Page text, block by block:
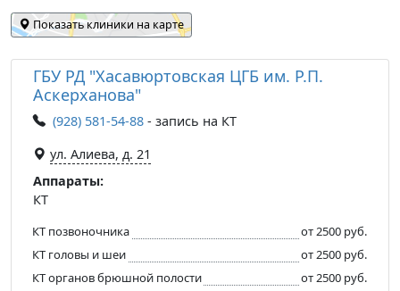
Показать клиники на карте
ГБУ РД "Хасавюртовская ЦГБ им. Р.П.
Аскерханова"
(928) 581-54-88 - запись на КТ
ул. Алиева, д. 21
Аппараты:
КТ
КТ позвоночника
от 2500 руб.
КТ головы и шеи
от 2500 руб.
КТ органов брюшной полости
от 2500 руб.